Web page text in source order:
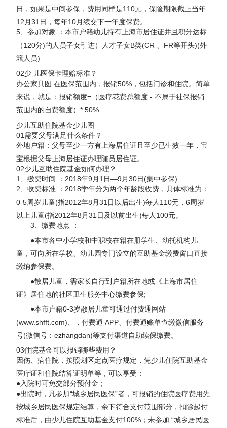
日，如果是中间参保，费用同样是110元，保险期限截止当年
12月31日，每年10月续交下一年度保费。
5、参加对象 ：本市户籍幼儿持有上海市居住证并且积分达标
（120分)的人员子女引进）人才子女B类(CR 、FR等开头)(外
籍人员)
02少 儿医保卡理赔标准？
办公家具图 在医保范围内，报销50%，包括门诊和住院。简单
来说，就是：报销额度=（医疗花费总额度 - 不属于社保报销
范围内的自费额度）* 50%
少儿互助住院基金少儿图
01需要父母满足什么条件？
外地户籍：父母至少一方有上海居住证且至少已生效一年，宝
宝根据父母上海居住证办理随员居住证。
02少儿互助住院基金如何办理？
1、缴费时间 ：2018年9月1日—9月30日(集中参保)
2、收费标准 ：2018学年分为两个年龄段收费，具体标准为：
0-5周岁儿童(指2012年8月31日以后出生)每人110元，6周岁
以上儿童(指2012年8月31日及以前出生)每人100元。
3、缴费地点 ：
●本市各中小学校和中职校在籍在册学生、幼托机构儿
童，可向所在学校、幼儿园专门设立的互助基金缴费窗口直接
缴纳参保费。
●散居儿童，需家长自行到户籍所在地或《上海市居住
证》居住地的社区卫生服务中心缴费参保;
●本市户籍0-3岁散居儿童可通过付费通网站
(www.shfft.com)、，付费通 APP、付费通账单查缴微信服务
号(微信号：ezhangdan)等支付渠道自助续保缴费。
03住院基金可以报销哪些费用？
因伤、病住院，按照划区定点医疗规定，凭少儿住院互助基金
医疗证和住院结算证明单等，可以享受：
●入院时可免交部分预付金；
●出院时，凡参加“城乡居民医保”者，可报销的住院医疗费用先
按城乡居民医保规定结算，余下符合支付范围部分，扣除起付
标准后，由少儿住院互助基金支付100%；未参加 “城乡居民医